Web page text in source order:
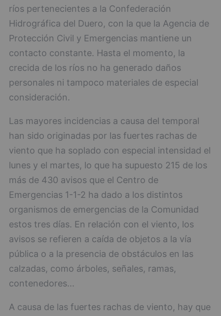
ríos pertenecientes a la Confederación
Hidrográfica del Duero, con la que la Agencia de
Protección Civil y Emergencias mantiene un
contacto constante. Hasta el momento, la
crecida de los ríos no ha generado daños
personales ni tampoco materiales de especial
consideración.
Las mayores incidencias a causa del temporal
han sido originadas por las fuertes rachas de
viento que ha soplado con especial intensidad el
lunes y el martes, lo que ha supuesto 215 de los
más de 430 avisos que el Centro de
Emergencias 1-1-2 ha dado a los distintos
organismos de emergencias de la Comunidad
estos tres días. En relación con el viento, los
avisos se refieren a caída de objetos a la vía
pública o a la presencia de obstáculos en las
calzadas, como árboles, señales, ramas,
contenedores...
A causa de las fuertes rachas de viento, hay que